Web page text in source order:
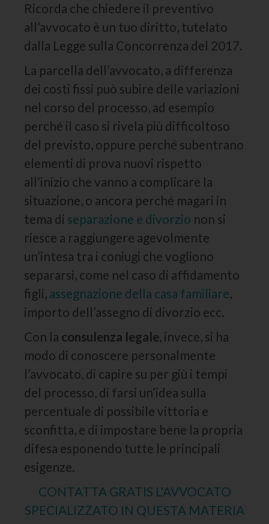
Ricorda che chiedere il preventivo
all’avvocato è un tuo diritto, tutelato
dalla Legge sulla Concorrenza del 2017.
La parcella dell’avvocato, a differenza
dei costi fissi può subire delle variazioni
nel corso del processo, ad esempio
perché il caso si rivela più difficoltoso
del previsto, oppure perché subentrano
elementi di prova nuovi rispetto
all’inizio che vanno a complicare la
situazione, o ancora perché magari in
tema di separazione e divorzio non si
riesce a raggiungere agevolmente
un’intesa tra i coniugi che vogliono
separarsi, come nel caso di affidamento
figli, assegnazione della casa familiare,
importo dell’assegno di divorzio ecc.
Con la consulenza legale, invece, si ha
modo di conoscere personalmente
l’avvocato, di capire su per giù i tempi
del processo, di farsi un’idea sulla
percentuale di possibile vittoria e
sconfitta, e di impostare bene la propria
difesa esponendo tutte le principali
esigenze.
CONTATTA GRATIS L'AVVOCATO
SPECIALIZZATO IN QUESTA MATERIA